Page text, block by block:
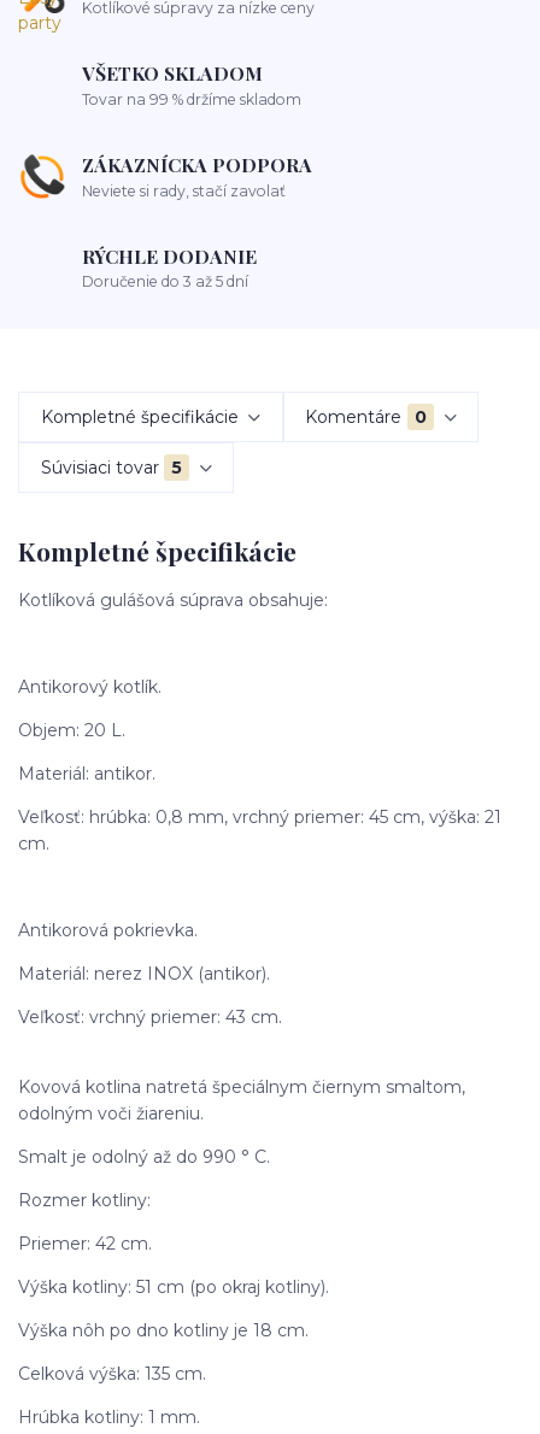
Kotlíkové súpravy za nízke ceny
VŠETKO SKLADOM
Tovar na 99 % držíme skladom
ZÁKAZNÍCKA PODPORA
Neviete si rady, stačí zavolať
RÝCHLE DODANIE
Doručenie do 3 až 5 dní
Kompletné špecifikácie Komentáre 0
Súvisiaci tovar 5
Kompletné špecifikácie
Kotlíková gulášová súprava obsahuje:
Antikorový kotlík.
Objem: 20 L.
Materiál: antikor.
Veľkosť: hrúbka: 0,8 mm, vrchný priemer: 45 cm, výška: 21
cm.
Antikorová pokrievka.
Materiál: nerez INOX (antikor).
Veľkosť: vrchný priemer: 43 cm.
Kovová kotlina natretá špeciálnym čiernym smaltom,
odolným voči žiareniu.
Smalt je odolný až do 990 ° C.
Rozmer kotliny:
Priemer: 42 cm.
Výška kotliny: 51 cm (po okraj kotliny).
Výška nôh po dno kotliny je 18 cm.
Celková výška: 135 cm.
Hrúbka kotliny: 1 mm.